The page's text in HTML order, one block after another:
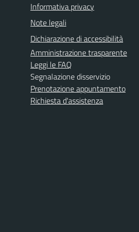
Informativa privacy
Note legali
Dichiarazione di accessibilità
Amministrazione trasparente
Leggi le FAQ
Segnalazione disservizio
Prenotazione appuntamento
Richiesta d'assistenza